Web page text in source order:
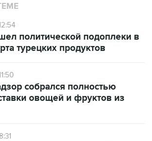
политической подоплеки в
турецких продуктов
собрался полностью
овощей и фруктов из